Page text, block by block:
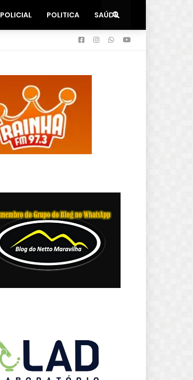
POLICIAL POLITICA SAÚDE